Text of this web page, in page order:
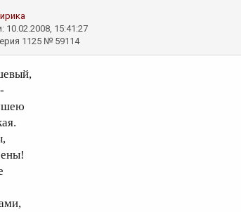
10.02.2008, 15:41:27
1125 № 59114